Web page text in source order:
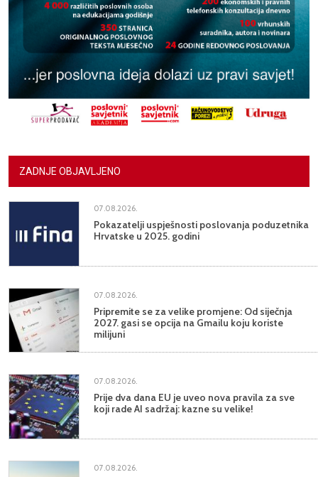
ZADNJE OBJAVLJENO
07.08.2026.
Pokazatelji uspješnosti poslovanja poduzetnika
Hrvatske u 2025. godini
07.08.2026.
Pripremite se za velike promjene: Od siječnja
2027. gasi se opcija na Gmailu koju koriste
milijuni
07.08.2026.
Prije dva dana EU je uveo nova pravila za sve
koji rade AI sadržaj: kazne su velike!
07.08.2026.